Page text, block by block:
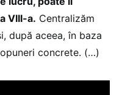
VIII-a. Centralizăm
după aceea, în baza
concrete. (…)